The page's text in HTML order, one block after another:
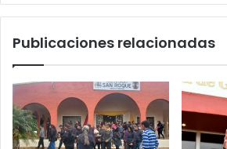
Publicaciones relacionadas